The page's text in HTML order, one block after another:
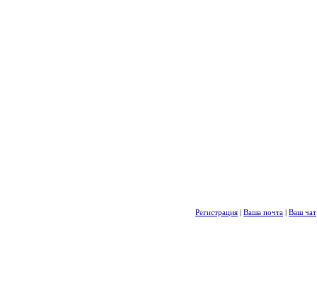
Регистрация | Ваша почта | Ваш чат